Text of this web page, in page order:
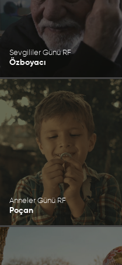
Sevgililer Günü RF
Özboyacı
Anneler Günü RF
Poçan